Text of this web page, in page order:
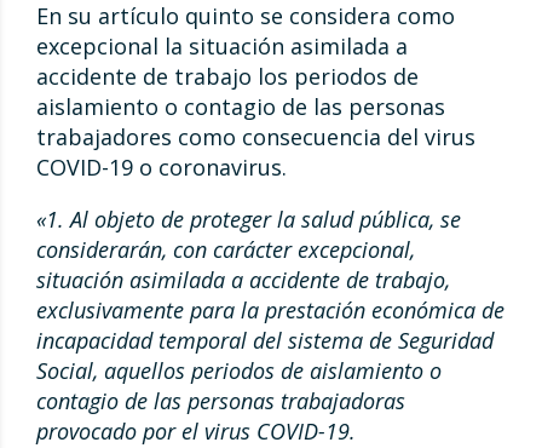
En su artículo quinto se considera como
excepcional la situación asimilada a
accidente de trabajo los periodos de
aislamiento o contagio de las personas
trabajadores como consecuencia del virus
COVID-19 o coronavirus.
«1. Al objeto de proteger la salud pública, se
considerarán, con carácter excepcional,
situación asimilada a accidente de trabajo,
exclusivamente para la prestación económica de
incapacidad temporal del sistema de Seguridad
Social, aquellos periodos de aislamiento o
contagio de las personas trabajadoras
provocado por el virus COVID-19.